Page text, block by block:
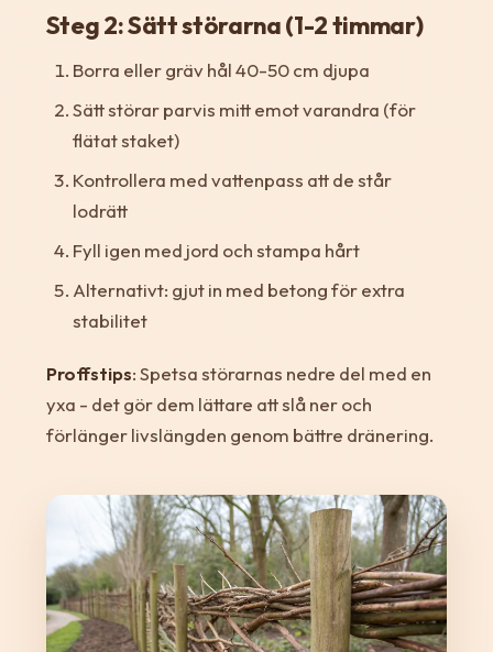
Steg 2: Sätt störarna (1-2 timmar)
Borra eller gräv hål 40-50 cm djupa
Sätt störar parvis mitt emot varandra (för
flätat staket)
Kontrollera med vattenpass att de står
lodrätt
Fyll igen med jord och stampa hårt
Alternativt: gjut in med betong för extra
stabilitet
Proffstips: Spetsa störarnas nedre del med en
yxa - det gör dem lättare att slå ner och
förlänger livslängden genom bättre dränering.